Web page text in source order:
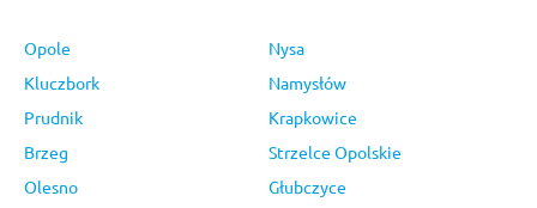
Opole
Nysa
Kluczbork
Namysłów
Prudnik
Krapkowice
Brzeg
Strzelce Opolskie
Olesno
Głubczyce